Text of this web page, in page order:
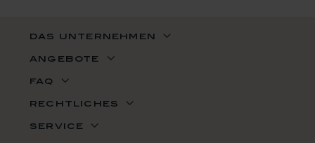
das unternehmen
angebote
faq
rechtliches
service